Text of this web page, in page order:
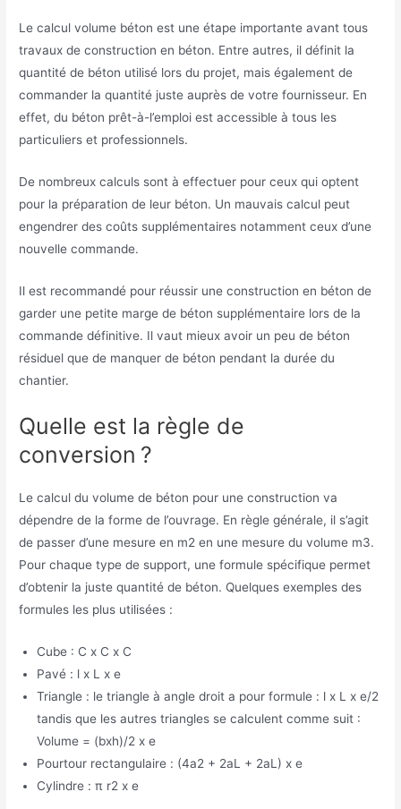
Le calcul volume béton est une étape importante avant tous
travaux de construction en béton. Entre autres, il définit la
quantité de béton utilisé lors du projet, mais également de
commander la quantité juste auprès de votre fournisseur. En
effet, du béton prêt-à-l’emploi est accessible à tous les
particuliers et professionnels.
De nombreux calculs sont à effectuer pour ceux qui optent
pour la préparation de leur béton. Un mauvais calcul peut
engendrer des coûts supplémentaires notamment ceux d’une
nouvelle commande.
Il est recommandé pour réussir une construction en béton de
garder une petite marge de béton supplémentaire lors de la
commande définitive. Il vaut mieux avoir un peu de béton
résiduel que de manquer de béton pendant la durée du
chantier.
Quelle est la règle de
conversion ?
Le calcul du volume de béton pour une construction va
dépendre de la forme de l’ouvrage. En règle générale, il s’agit
de passer d’une mesure en m2 en une mesure du volume m3.
Pour chaque type de support, une formule spécifique permet
d’obtenir la juste quantité de béton. Quelques exemples des
formules les plus utilisées :
Cube : C x C x C
Pavé : l x L x e
Triangle : le triangle à angle droit a pour formule : l x L x e/2
tandis que les autres triangles se calculent comme suit :
Volume = (bxh)/2 x e
Pourtour rectangulaire : (4a2 + 2aL + 2aL) x e
Cylindre : π r2 x e